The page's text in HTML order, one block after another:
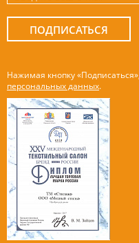
ПОДПИСАТЬСЯ
Нажимая кнопку
персональных данных.